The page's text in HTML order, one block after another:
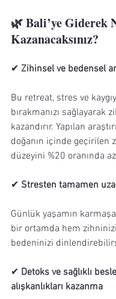
🌿 Bali’ye Giderek
Kazanacaksınız?
✔ Zihinsel ve bedensel
Bu retreat, stres ve
bırakmanızı sağlayarak
kazandırır. Yapılan
doğanın içinde geçirilen
düzeyini %20 oranında
✔ Stresten tamamen
Günlük yaşamın
bir ortamda hem
bedeninizi
✔ Detoks ve sağlıklı
alışkanlıkları kazanma